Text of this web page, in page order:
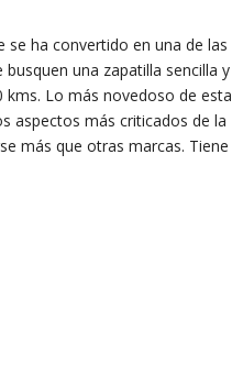
se ha convertido en una de las
una zapatilla sencilla y
Lo más novedoso de esta
aspectos más criticados de la
más que otras marcas. Tiene